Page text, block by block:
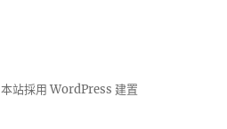
本站採用 WordPress 建置